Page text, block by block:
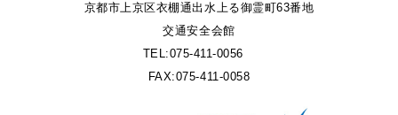
京都市上京区衣棚通出水上る御霊町63番地
交通安全会館
TEL:075-411-0056
FAX:075-411-0058